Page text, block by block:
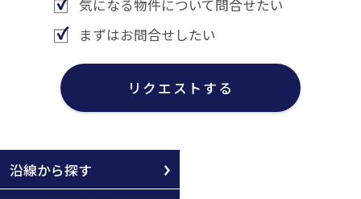
気になる物件について問合せたい
まずはお問合せしたい
リクエストする
沿線から探す